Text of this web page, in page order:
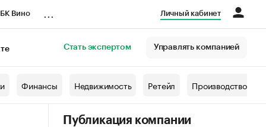
Вино Личный кабинет
Стать экспертом Управлять компанией
Финансы Недвижимость Ретейл Производство
Публикация компании